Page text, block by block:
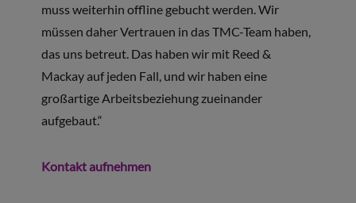
muss weiterhin offline gebucht werden. Wir
müssen daher Vertrauen in das TMC-Team haben,
das uns betreut. Das haben wir mit Reed &
Mackay auf jeden Fall, und wir haben eine
großartige Arbeitsbeziehung zueinander
aufgebaut.“
Kontakt aufnehmen